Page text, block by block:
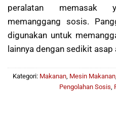
peralatan memasak
memanggang sosis.
digunakan untuk
lainnya dengan sedikit
Kategori: Makanan Mesin Makanan
Pengolahan Sosis